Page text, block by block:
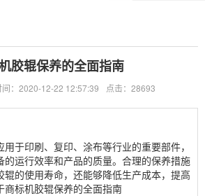
胶辊保养的全面指南
间：2020-12-22 12:57:39 点击：28693
于印刷、复印、涂布等行业的重要部件，
的运行效率和产品的质量。合理的保养措施
辊的使用寿命，还能够降低生产成本，提高
商标机胶辊保养的全面指南